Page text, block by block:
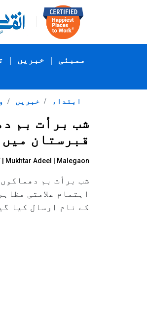
| خبریں | ممبئی
خبریں ابتداء
قبرستان
Mukhtar Adeel | Malegaon
اہتمام علامتی
کے نام ارسال کیا